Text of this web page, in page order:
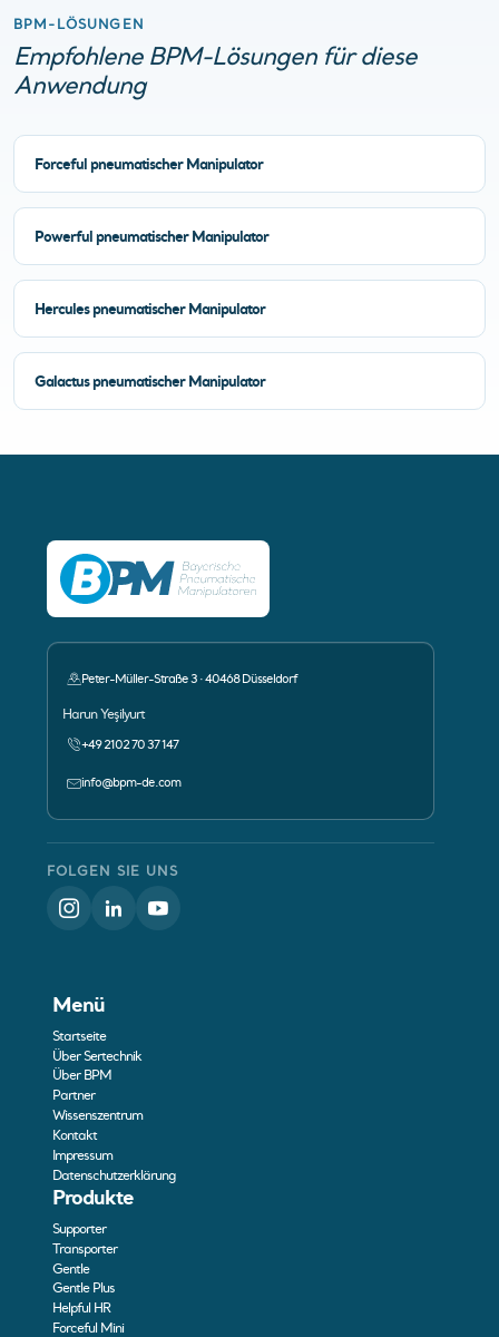
BPM-LÖSUNGEN
Empfohlene BPM-Lösungen für diese
Anwendung
Forceful pneumatischer Manipulator
Powerful pneumatischer Manipulator
Hercules pneumatischer Manipulator
Galactus pneumatischer Manipulator
Peter-Müller-Straße 3 · 40468 Düsseldorf
Ansprechpartner:
Harun Yeşilyurt
+49 2102 70 37 147
info@bpm-de.com
FOLGEN SIE UNS
Menü
Startseite
Über Sertechnik
Über BPM
Partner
Wissenszentrum
Kontakt
Impressum
Datenschutzerklärung
Produkte
Supporter
Transporter
Gentle
Gentle Plus
Helpful HR
Forceful Mini